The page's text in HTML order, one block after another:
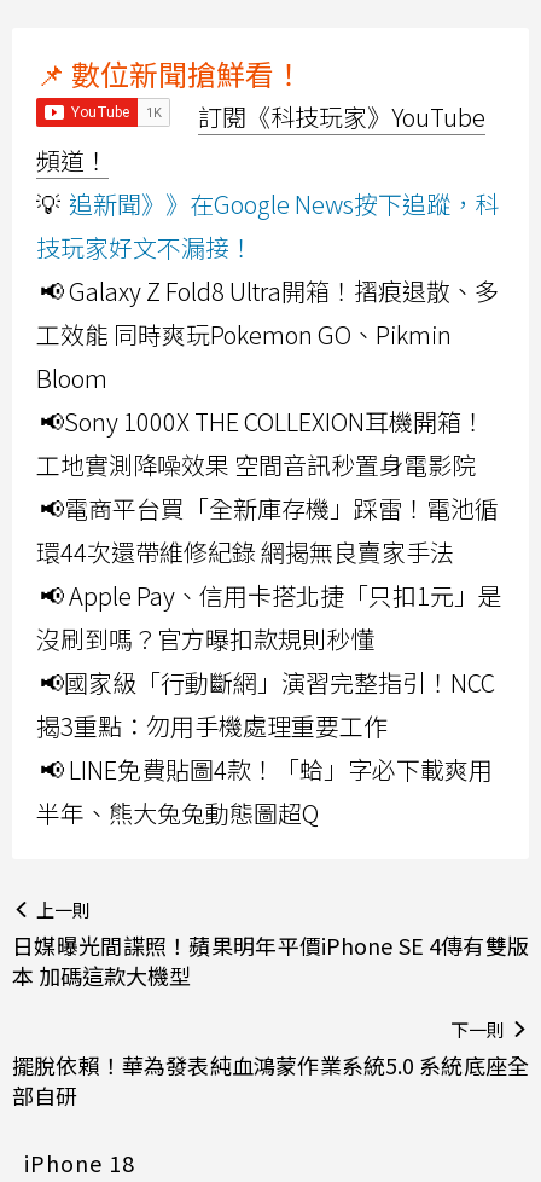
📌 數位新聞搶鮮看！
訂閱《科技玩家》YouTube
頻道！
💡 追新聞》》在Google News按下追蹤，科
技玩家好文不漏接！
📢 Galaxy Z Fold8 Ultra開箱！摺痕退散、多
工效能 同時爽玩Pokemon GO、Pikmin
Bloom
📢Sony 1000X THE COLLEXION耳機開箱！
工地實測降噪效果 空間音訊秒置身電影院
📢電商平台買「全新庫存機」踩雷！電池循
環44次還帶維修紀錄 網揭無良賣家手法
📢 Apple Pay、信用卡搭北捷「只扣1元」是
沒刷到嗎？官方曝扣款規則秒懂
📢國家級「行動斷網」演習完整指引！NCC
揭3重點：勿用手機處理重要工作
📢 LINE免費貼圖4款！「蛤」字必下載爽用
半年、熊大兔兔動態圖超Q
上一則
日媒曝光間諜照！蘋果明年平價iPhone SE 4傳有雙版
本 加碼這款大機型
下一則
擺脫依賴！華為發表純血鴻蒙作業系統5.0 系統底座全
部自研
iPhone 18